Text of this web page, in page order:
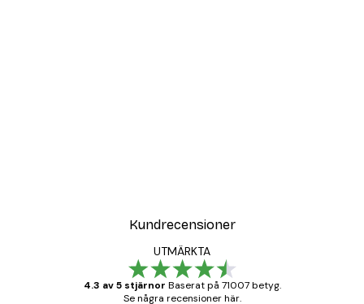
Kundrecensioner
UTMÄRKTA
4.3 av 5 stjärnor Baserat på 71007 betyg.
Se några recensioner här.